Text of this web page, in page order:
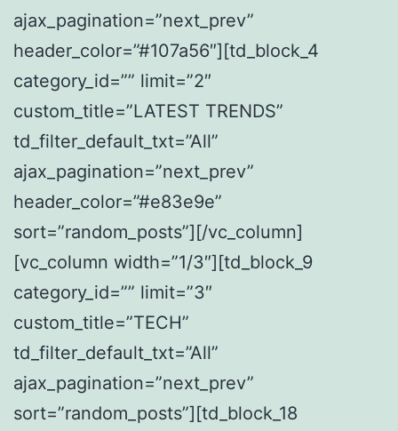
ajax_pagination=”next_prev”
header_color=”#107a56″][td_block_4
category_id=”” limit=”2″
custom_title=”LATEST TRENDS”
td_filter_default_txt=”All”
ajax_pagination=”next_prev”
header_color=”#e83e9e”
sort=”random_posts”][/vc_column]
[vc_column width=”1/3″][td_block_9
category_id=”” limit=”3″
custom_title=”TECH”
td_filter_default_txt=”All”
ajax_pagination=”next_prev”
sort=”random_posts”][td_block_18